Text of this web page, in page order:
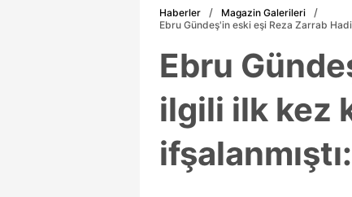
Haberler
Magazin Galerileri
Ebru Gündeş'in eski eşi Reza Zarrab
Ebru
ilgili ilk kez